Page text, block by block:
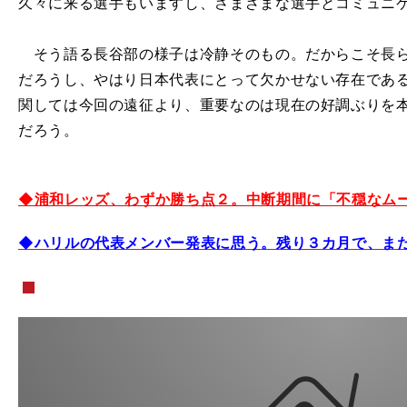
そう語る長谷部の様子は冷静そのもの。だからこそ長
だろうし、やはり日本代表にとって欠かせない存在であ
関しては今回の遠征より、重要なのは現在の好調ぶりを
だろう。
◆浦和レッズ、わずか勝ち点２。中断期間に「不穏なム
◆ハリルの代表メンバー発表に思う。残り３カ月で、ま